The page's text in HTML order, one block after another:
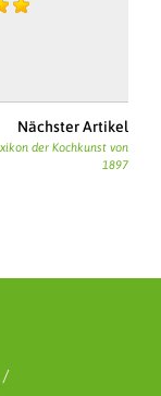
Nächster Artikel
der Kochkunst von
1897